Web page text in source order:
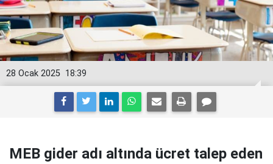
18:39
28 Ocak 2025
MEB gider adı altında ücret talep eden